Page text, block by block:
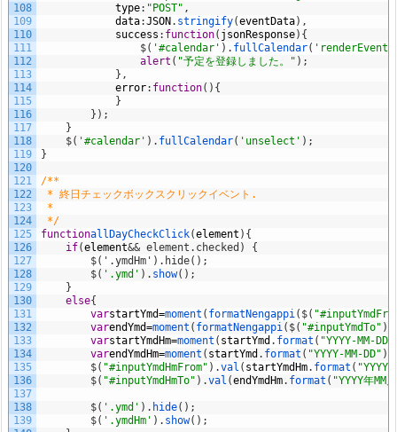
108
109
110
111
112
113
114
115
116
117
118
119
120
121
122
123
124
125
126
127
128
129
130
131
132
133
134
135
136
137
138
139
type: "POST" ,
data:JSON . stringify(eventData) ,
success : function( jsonResponse) {
$( '#calendar' ) . fullCalendar( 'renderEvent'
alert ( "予定を登録しました。" ) ;
} ,
error: function( ) {
}
} ) ;
}
$( '#calendar' ) . fullCalendar( 'unselect' ) ;
}
/**
* 終日チェックボックスクリックイベント.
*
*/
functionallDayCheckClick(element ) {
if(element&& element.checked) {
$('.ymdHm').hide();
$( '.ymd' ) . show( ) ;
}
else{
varstartYmd=moment ( formatNengappi( $(
varendYmd=moment ( formatNengappi( $( "#inputYmdTo" )
varstartYmdHm=moment ( startYmd . format ( "YYYY-MM-DD"
varendYmdHm=moment ( startYmd . format ( "YYYY-MM-DD" )
$( "#inputYmdHmFrom" ) .val ( startYmdHm. format ( "YYYY
$( "#inputYmdHmTo" ) .val (endYmdHm. format ( "YYYY年MM
$( '.ymd' ) . hide( ) ;
$( '.ymdHm' ) . show( ) ;